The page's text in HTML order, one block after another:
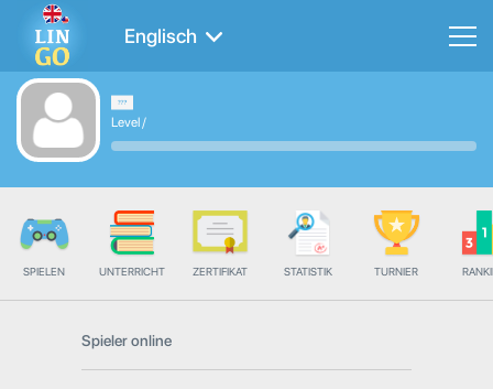
Englisch
Level/
SPIELEN UNTERRICHT ZERTIFIKAT STATISTIK TURNIER
Spieler online